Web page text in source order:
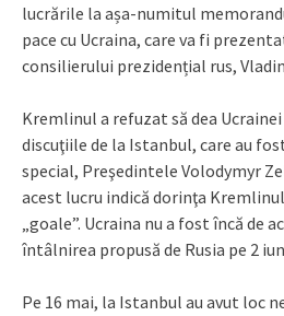
lucrările la așa-numitul
pace cu Ucraina, care va fi
consilierului prezidențial rus,
Kremlinul a refuzat să dea
discuţiile de la Istanbul, care au
special, Preşedintele Volodymyr
acest lucru indică dorinţa
„goale”. Ucraina nu a fost încă de
întâlnirea propusă de Rusia pe 2
Pe 16 mai, la Istanbul au avut loc